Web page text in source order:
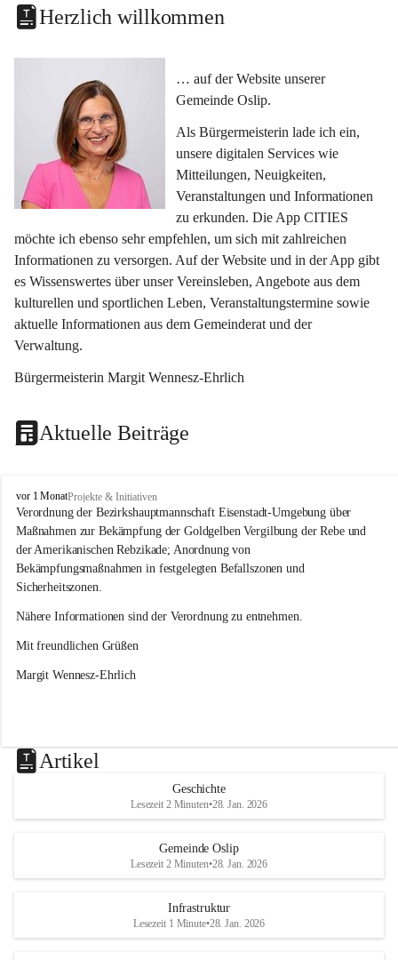
Herzlich willkommen
… auf der Website unserer
Gemeinde Oslip.
Als Bürgermeisterin lade ich ein,
unsere digitalen Services wie
Mitteilungen, Neuigkeiten,
Veranstaltungen und Informationen
zu erkunden. Die App CITIES
möchte ich ebenso sehr empfehlen, um sich mit zahlreichen
Informationen zu versorgen. Auf der Website und in der App gibt
es Wissenswertes über unser Vereinsleben, Angebote aus dem
kulturellen und sportlichen Leben, Veranstaltungstermine sowie
aktuelle Informationen aus dem Gemeinderat und der
Verwaltung.
Bürgermeisterin Margit Wennesz-Ehrlich
Aktuelle Beiträge
O
s
l
i
p
vor 1 MonatProjekte & Initiativen
Verordnung der Bezirkshauptmannschaft Eisenstadt-Umgebung über
Maßnahmen zur Bekämpfung der Goldgelben Vergilbung der Rebe und
der Amerikanischen Rebzikade; Anordnung von
Bekämpfungsmaßnahmen in festgelegten Befallszonen und
Sicherheitszonen.
Nähere Informationen sind der Verordnung zu entnehmen.
Mit freundlichen Grüßen
Margit Wennesz-Ehrlich
Artikel
Geschichte
Lesezeit 2 Minuten•28. Jan. 2026
Gemeinde Oslip
Lesezeit 2 Minuten•28. Jan. 2026
Infrastruktur
Lesezeit 1 Minute•28. Jan. 2026